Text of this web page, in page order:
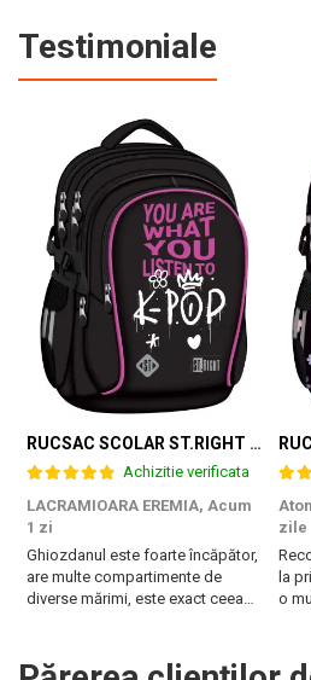
Testimoniale
RUCSAC SCOLAR ST.RIGHT 4 COMPARTIMENTE BP-01 K-POP RHYTHM 698002
Achizitie verificata
LACRAMIOARA EREMIA, Acum
1 zi
Ghiozdanul este foarte încăpător,
are multe compartimente de
diverse mărimi, este exact ceea
zile
la
o
și